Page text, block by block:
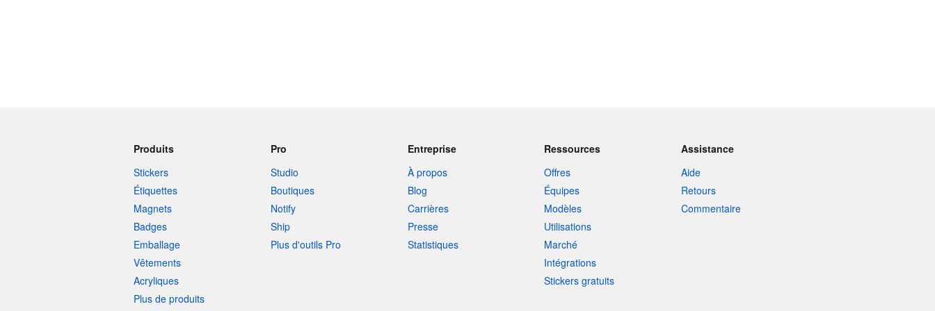
Produits
Stickers
Étiquettes
Magnets
Badges
Emballage
Vêtements
Acryliques
Plus de produits
Pro
Studio
Boutiques
Notify
Ship
Plus d'outils Pro
Entreprise
À propos
Blog
Carrières
Presse
Statistiques
Ressources
Offres
Équipes
Modèles
Utilisations
Marché
Intégrations
Stickers gratuits
Assistance
Aide
Retours
Commentaire